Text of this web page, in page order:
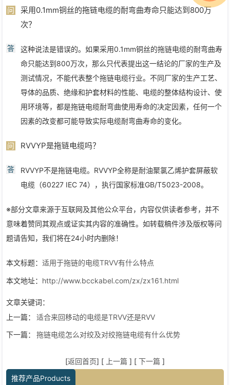
问
采用0.1mm铜丝的拖链电缆的耐弯曲寿命只能达到800万
次？
答
这种说法是错误的。如果采用0.1mm铜丝的拖链电缆的耐弯曲寿
命只能达到800万次，那么只代表提出这一结论的厂家的生产及
测试情况，不能代表整个拖链电缆行业。不同厂家的生产工艺、
导体的品质、绝缘和护套材料的性能、电缆的整体结构设计、使
用环境等，都是拖链电缆耐弯曲使用寿命的决定因素，任何一个
因素的改变都可能导致实际电缆耐弯曲寿命的变化。
问 RVVYP是拖链电缆吗？
答
RVVYP不是拖链电缆。RVVYP全称是耐油聚氯乙烯护套屏蔽软
电缆（60227 IEC 74），执行国家标准GB/T5023-2008。
※部分文章来源于互联网及其他公众平台，内容仅供读者参考，并不
意味着赞同其观点或证实其内容的准确性。如转载稿件涉及版权等问
题请告知，我们将在24小时内删除！
本文标题： 适用于拖链的电缆TRVV有什么特点
本文地址： http://www.bcckabel.com/zx/zx161.html
文章关键词：
上一篇：
适合来回移动的电缆是TRVV还是RVV
下一篇：
拖链电缆怎么对绞及对绞拖链电缆有什么优势
[返回首页] [ 上一篇 ] [ 下一篇 ]
推荐产品Products